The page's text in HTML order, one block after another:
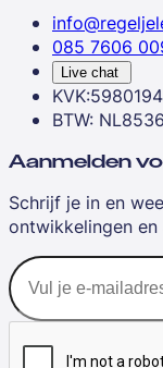
085 7606
Live chat
BTW:
Aanmelden
Schrijf je in en
ontwikkelingen